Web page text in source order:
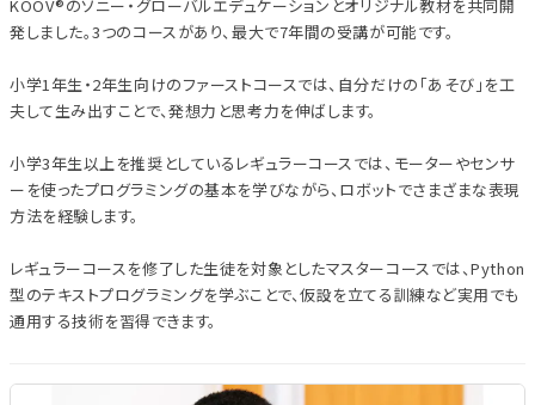
KOOV®のソニー・グローバルエデュケーションとオリジナル教材を共同開
発しました。3つのコースがあり、最大で7年間の受講が可能です。
小学1年生・2年生向けのファーストコースでは、自分だけの「あそび」を工
夫して生み出すことで、発想力と思考力を伸ばします。
小学3年生以上を推奨としているレギュラーコースでは、モーターやセンサ
ーを使ったプログラミングの基本を学びながら、ロボットでさまざまな表現
方法を経験します。
レギュラーコースを修了した生徒を対象としたマスターコースでは、Python
型のテキストプログラミングを学ぶことで、仮設を立てる訓練など実用でも
通用する技術を習得できます。